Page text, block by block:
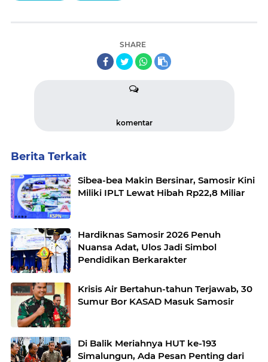
SHARE
komentar
Berita Terkait
Sibea-bea Makin Bersinar, Samosir Kini
Miliki IPLT Lewat Hibah Rp22,8 Miliar
Hardiknas Samosir 2026 Penuh
Nuansa Adat, Ulos Jadi Simbol
Pendidikan Berkarakter
Krisis Air Bertahun-tahun Terjawab, 30
Sumur Bor KASAD Masuk Samosir
Di Balik Meriahnya HUT ke-193
Simalungun, Ada Pesan Penting dari